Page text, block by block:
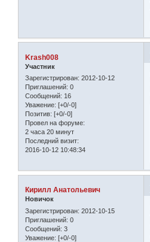
Krash008
Участник
Зарегистрирован: 2012-10-12
Приглашений: 0
Сообщений: 16
Уважение: [+0/-0]
Позитив: [+0/-0]
Провел на форуме:
2 часа 20 минут
Последний визит:
2016-10-12 10:48:34
Кирилл Анатольевич
Новичок
Зарегистрирован: 2012-10-15
Приглашений: 0
Сообщений: 3
Уважение: [+0/-0]